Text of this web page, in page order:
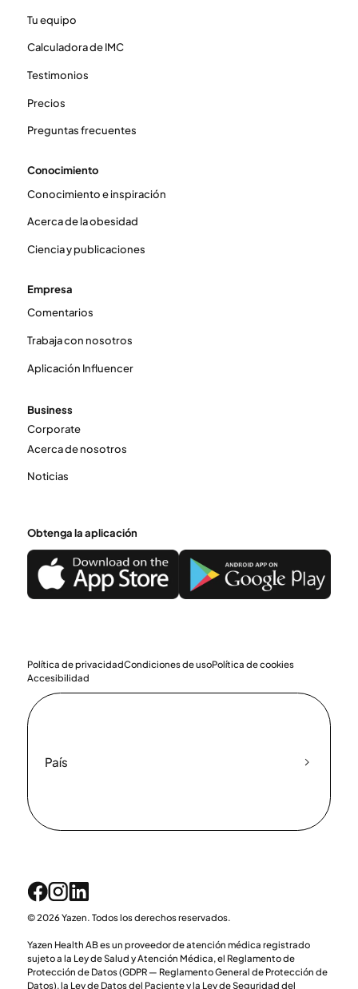
Tu equipo
Calculadora de IMC
Testimonios
Precios
Preguntas frecuentes
Conocimiento
Conocimiento e inspiración
Acerca de la obesidad
Ciencia y publicaciones
Empresa
Comentarios
Trabaja con nosotros
Aplicación Influencer
Business
Corporate
Acerca de nosotros
Noticias
Obtenga la aplicación
Política de privacidadCondiciones de usoPolítica de cookies
Accesibilidad
País
© 2026 Yazen. Todos los derechos reservados.
Yazen Health AB es un proveedor de atención médica registrado
sujeto a la Ley de Salud y Atención Médica, el Reglamento de
Protección de Datos (GDPR — Reglamento General de Protección de
Datos), la Ley de Datos del Paciente y la Ley de Seguridad del